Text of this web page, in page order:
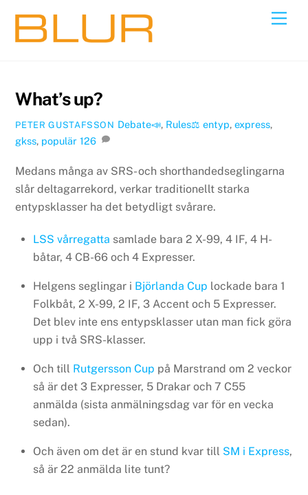
content
What’s up?
PETER GUSTAFSSON Debate📣, Rules⚖️ entyp, express,
gkss, populär 126
Medans många av SRS- och shorthandedseglingarna
slår deltagarrekord, verkar traditionellt starka
entypsklasser ha det betydligt svårare.
LSS vårregatta samlade bara 2 X-99, 4 IF, 4 H-
båtar, 4 CB-66 och 4 Expresser.
Helgens seglingar i Björlanda Cup lockade bara 1
Folkbåt, 2 X-99, 2 IF, 3 Accent och 5 Expresser.
Det blev inte ens entypsklasser utan man fick göra
upp i två SRS-klasser.
Och till Rutgersson Cup på Marstrand om 2 veckor
så är det 3 Expresser, 5 Drakar och 7 C55
anmälda (sista anmälningsdag var för en vecka
sedan).
Och även om det är en stund kvar till SM i Express,
så är 22 anmälda lite tunt?